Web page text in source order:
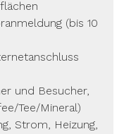
(bis 10
und Besucher,
Tee/Mineral)
Strom, Heizung,